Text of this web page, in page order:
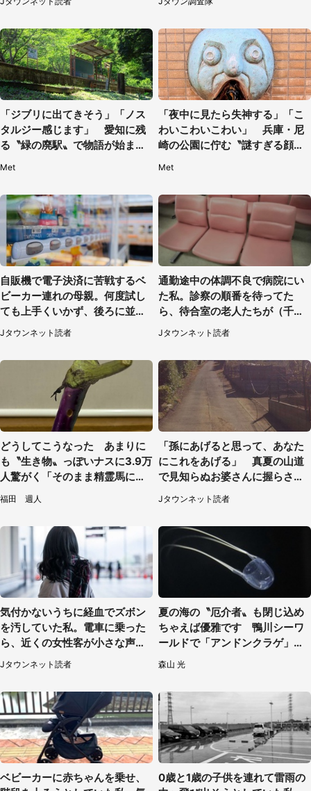
「ジブリに出てきそう」「ノス
タルジー感じます」 愛知に残
る〝緑の廃駅〟で物語が始まり
Met
「夜中に見たら失神する」「こ
わいこわいこわい」 兵庫・尼
崎の公園に佇む〝謎すぎる顔〟
Met
自販機で電子決済に苦戦するベ
ビーカー連れの母親。何度試し
ても上手くいかず、後ろに並ん
でた私は思わず...（埼玉県・20
代女性）
Jタウンネット読者
通勤途中の体調不良で病院にい
た私。診察の順番を待ってた
ら、待合室の老人たちが（千葉
県・50代男性）
Jタウンネット読者
どうしてこうなった あまりに
も〝生き物〟っぽいナスに3.9万
人驚がく「そのまま精霊馬に使
えそう」
福田 週人
「孫にあげると思って、あなた
にこれをあげる」 真夏の山道
で見知らぬお婆さんに握らされ
たもの（山口県・30代女性）
Jタウンネット読者
気付かないうちに経血でズボン
を汚していた私。電車に乗った
ら、近くの女性客が小さな声で
（千葉県・10代女性）
Jタウンネット読者
夏の海の〝厄介者〟も閉じ込め
ちゃえば優雅です 鴨川シーワ
ールドで「アンドンクラゲ」期
間限定展示【7／29～】
森山 光
ベビーカーに赤ちゃんを乗せ、
0歳と1歳の子供を連れて雷雨の